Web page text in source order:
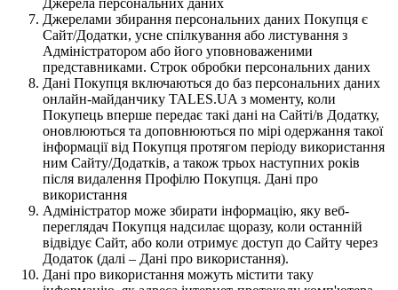
Джерела персональних даних
Джерелами збирання персональних даних Покупця є
Сайт/Додатки, усне спілкування або листування з
Адміністратором або його уповноваженими
представниками. Строк обробки персональних даних
Дані Покупця включаються до баз персональних даних
онлайн-майданчику TALES.UA з моменту, коли
Покупець вперше передає такі дані на Сайті/в Додатку,
оновлюються та доповнюються по мірі одержання такої
інформації від Покупця протягом періоду використання
ним Сайту/Додатків, а також трьох наступних років
після видалення Профілю Покупця. Дані про
використання
Адміністратор може збирати інформацію, яку веб-
переглядач Покупця надсилає щоразу, коли останній
відвідує Сайт, або коли отримує доступ до Сайту через
Додаток (далі – Дані про використання).
Дані про використання можуть містити таку